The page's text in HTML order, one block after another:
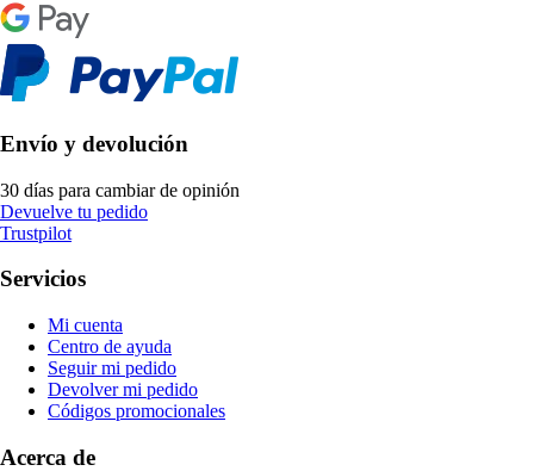
Envío y devolución
30 días para cambiar de opinión
Devuelve tu pedido
Trustpilot
Servicios
Mi cuenta
Centro de ayuda
Seguir mi pedido
Devolver mi pedido
Códigos promocionales
Acerca de